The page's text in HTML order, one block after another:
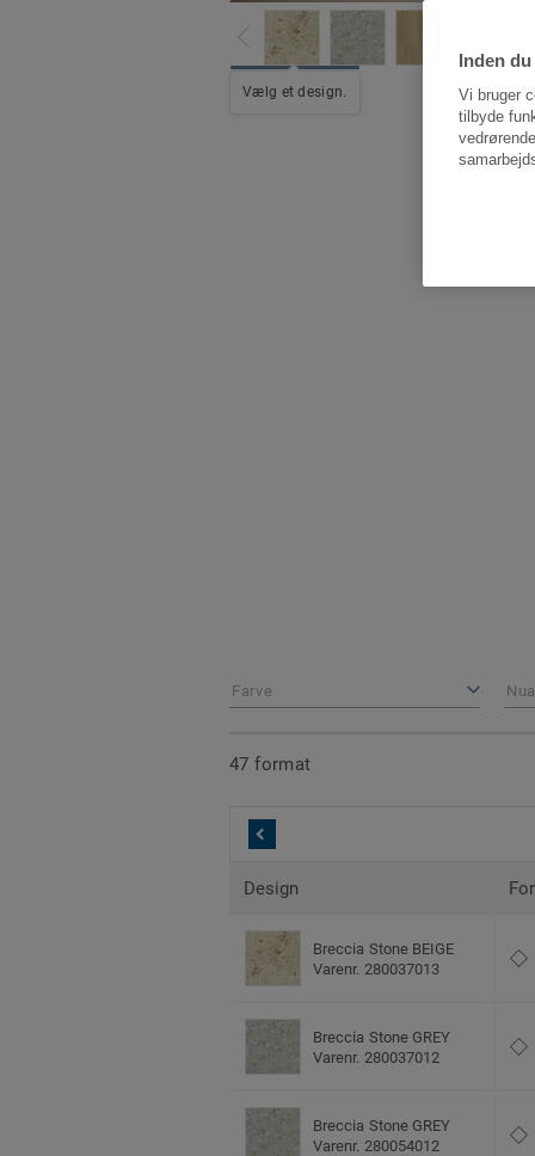
Vælg et design.
Farve
47 format
Design
Breccia Stone BEIGE
Varenr. 280037013
Breccia Stone GREY
Varenr. 280037012
Breccia Stone GREY
Varenr. 280054012
Inden
Vi bruger
tilbyde